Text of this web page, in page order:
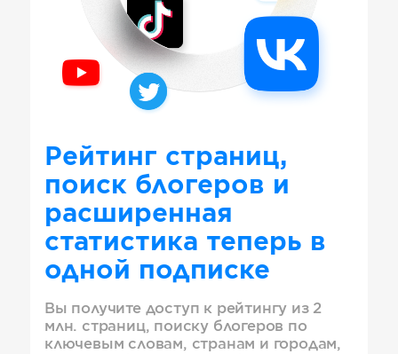
Рейтинг страниц,
поиск блогеров и
расширенная
статистика теперь в
одной подписке
Вы получите доступ к рейтингу из 2
млн. страниц, поиску блогеров по
ключевым словам, странам и городам,